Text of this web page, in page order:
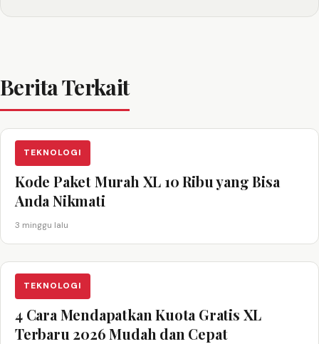
Berita Terkait
TEKNOLOGI
Kode Paket Murah XL 10 Ribu yang Bisa
Anda Nikmati
3 minggu lalu
TEKNOLOGI
4 Cara Mendapatkan Kuota Gratis XL
Terbaru 2026 Mudah dan Cepat